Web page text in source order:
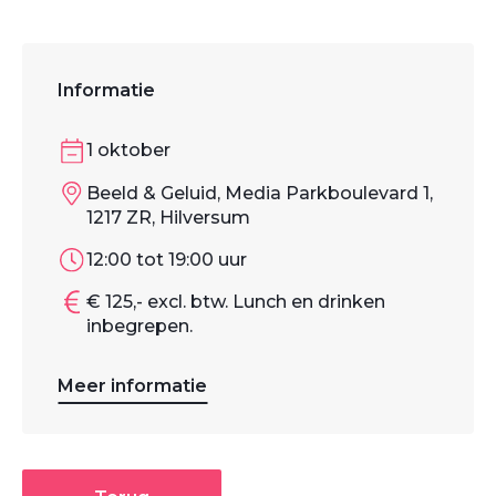
Informatie
1 oktober
Beeld & Geluid, Media Parkboulevard 1,
1217 ZR, Hilversum
12:00 tot 19:00 uur
€ 125,- excl. btw. Lunch en drinken
inbegrepen.
Meer informatie